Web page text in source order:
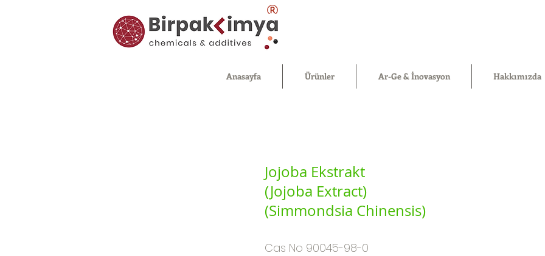
®
Anasayfa Ürünler Ar-Ge & İnovasyon Hakkımızda
Jojoba Ekstrakt
(Jojoba Extract)
(Simmondsia Chinensis)
Cas No 90045-98-0